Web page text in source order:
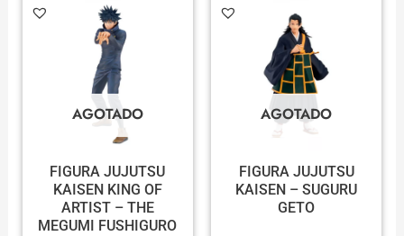
AGOTADO
FIGURA JUJUTSU
KAISEN KING OF
ARTIST – THE
MEGUMI FUSHIGURO
AGOTADO
FIGURA JUJUTSU
KAISEN – SUGURU
GETO